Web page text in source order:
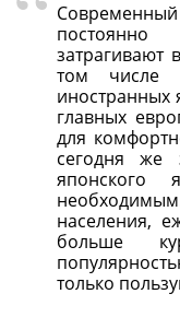
постоянно
затрагивают
том числе
иностранных
главных
для
сегодня же
японского
населения,
больше
только